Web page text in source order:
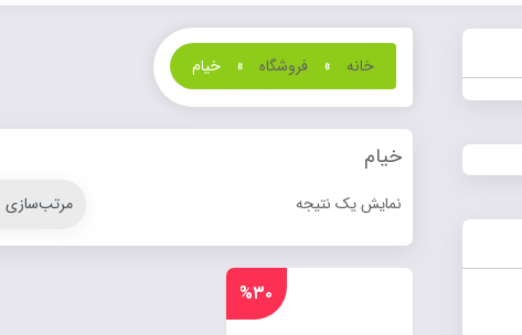
خانه » فروشگاه » خیام
خیام
نمایش یک نتیجه
%۳۰